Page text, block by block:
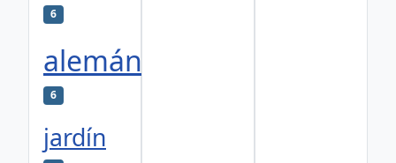
6
alemán
6
jardín